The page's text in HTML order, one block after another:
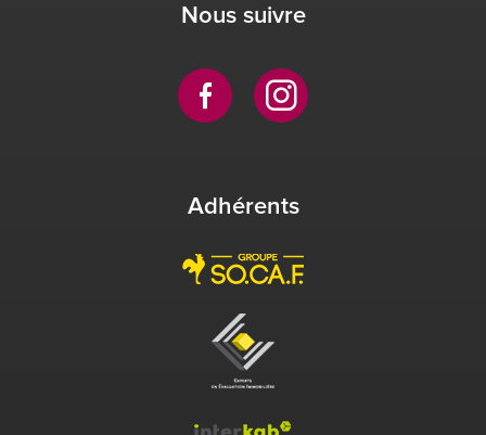
Nous suivre
Adhérents